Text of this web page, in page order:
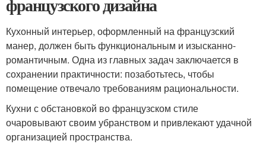
французского дизайна
Кухонный интерьер, оформленный на французский
манер, должен быть функциональным и изысканно-
романтичным. Одна из главных задач заключается в
сохранении практичности: позаботьтесь, чтобы
помещение отвечало требованиям рациональности.
Кухни с обстановкой во французском стиле
очаровывают своим убранством и привлекают удачной
организацией пространства.